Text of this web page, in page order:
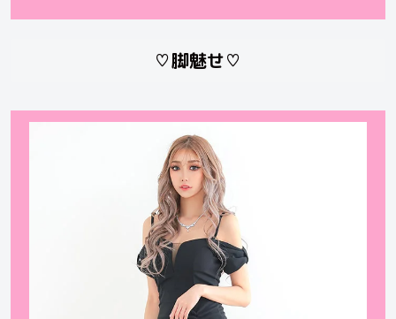
♡脚魅せ♡